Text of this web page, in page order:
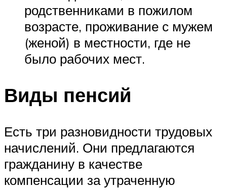
родственниками в пожилом
возрасте, проживание с мужем
(женой) в местности, где не
было рабочих мест.
Виды пенсий
Есть три разновидности трудовых
начислений. Они предлагаются
гражданину в качестве
компенсации за утраченную